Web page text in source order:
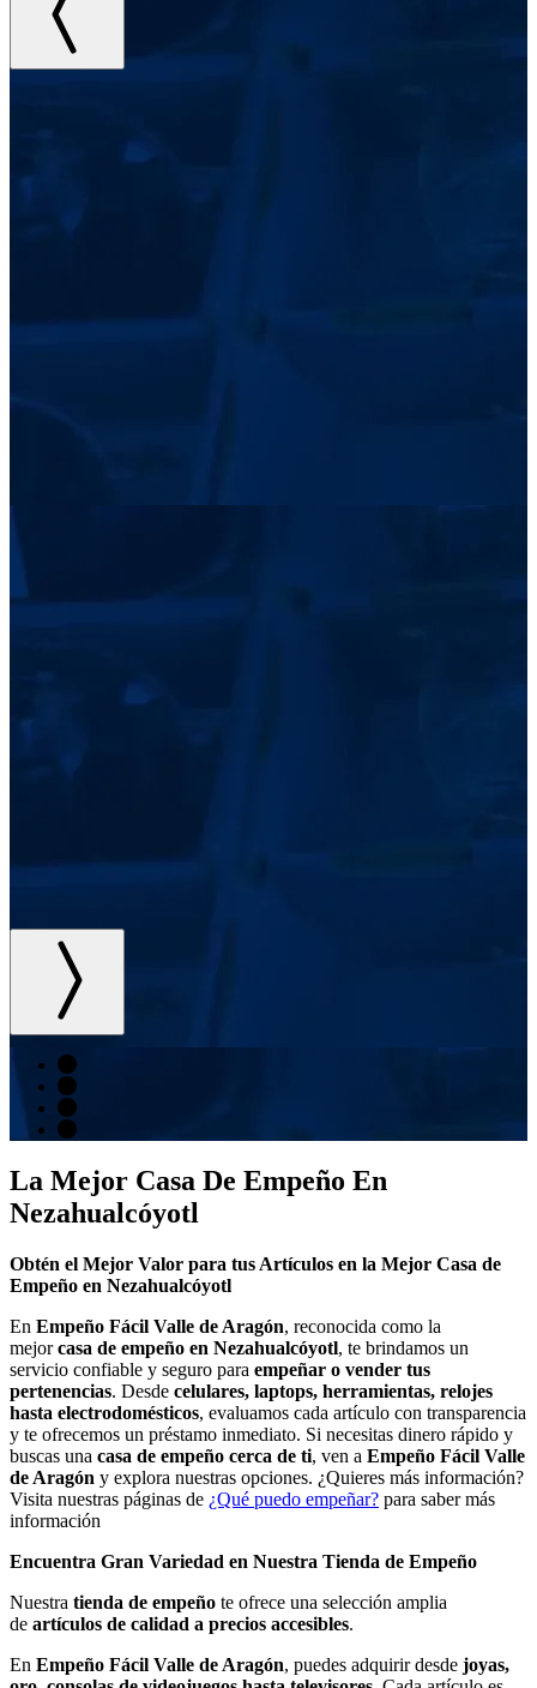
La Mejor Casa De Empeño En
Nezahualcóyotl
Obtén el Mejor Valor para tus Artículos en la Mejor Casa de
Empeño en Nezahualcóyotl
En Empeño Fácil Valle de Aragón, reconocida como la
mejorcasa de empeño en Nezahualcóyotl, te brindamos un
servicio confiable y seguro para empeñar o vender tus
pertenencias. Desde celulares, laptops, herramientas, relojes
hasta electrodomésticos, evaluamos cada artículo con transparencia
y te ofrecemos un préstamo inmediato. Si necesitas dinero rápido y
buscas una casa de empeño cerca de ti, ven a Empeño Fácil Valle
de Aragón y explora nuestras opciones. ¿Quieres más información?
Visita nuestras páginas de ¿Qué puedo empeñar? para saber más
información
Encuentra Gran Variedad en Nuestra Tienda de Empeño
Nuestra tienda de empeño te ofrece una selección amplia
de artículos de calidad a precios accesibles.
En Empeño Fácil Valle de Aragón, puedes adquirir desde joyas,